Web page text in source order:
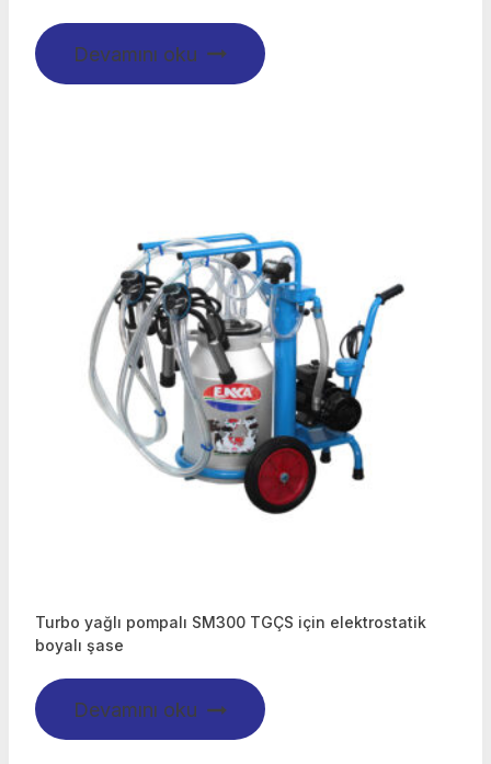
Devamını oku
Turbo yağlı pompalı SM300 TGÇS için elektrostatik
boyalı şase
Devamını oku